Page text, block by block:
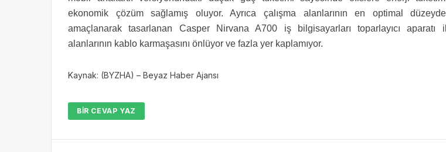
ekonomik çözüm sağlamış oluyor. Ayrıca çalışma alanlarının en optimal düzeyde
amaçlanarak tasarlanan Casper Nirvana A700 iş bilgisayarları toparlayıcı aparatı
alanlarının kablo karmaşasını önlüyor ve fazla yer kaplamıyor.
Kaynak: (BYZHA) – Beyaz Haber Ajansı
BIR CEVAP YAZ